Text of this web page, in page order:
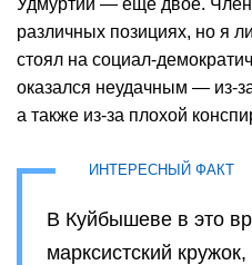
различных позициях, но я
стоял на социал-
оказался неудачным — из-
а также из-за плохой
В Куйбышеве в это
марксистский